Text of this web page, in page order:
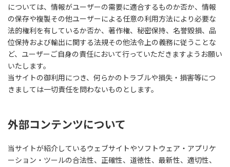
については、情報がユーザーの需要に適合するものか否か、情報
の保存や複製その他ユーザーによる任意の利用方法により必要な
法的権利を有しているか否か、著作権、秘密保持、名誉毀損、品
位保持および輸出に関する法規その他法令上の義務に従うことな
ど、ユーザーご自身の責任において行っていただきますようお願い
いたします。
当サイトの御利用につき、何らかのトラブルや損失・損害等につ
きましては一切責任を問わないものとします。
外部コンテンツについて
当サイトが紹介しているウェブサイトやソフトウェア・アプリケ
ーション・ツールの合法性、正確性、道徳性、最新性、適切性、